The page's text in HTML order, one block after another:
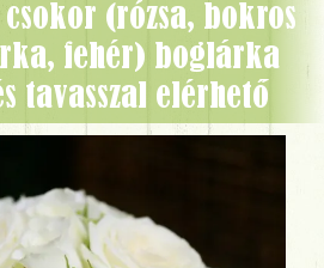
fehér) boglárka
tavasszal elérhető